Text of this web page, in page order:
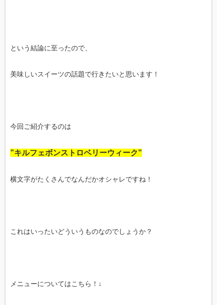
という結論に至ったので、
美味しいスイーツの話題で行きたいと思います！
今回ご紹介するのは
”キルフェボンストロベリーウィーク”
横文字がたくさんでなんだかオシャレですね！
これはいったいどういうものなのでしょうか？
メニューについてはこちら！↓